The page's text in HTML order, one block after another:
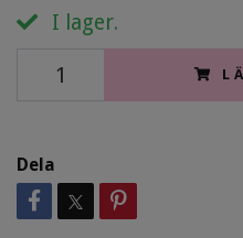
I lager.
Dela